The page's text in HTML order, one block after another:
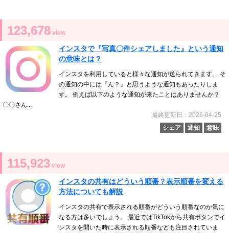
123,678 view
インスタで『写真〇件シェアしました』という通知
の意味とは？
インスタを利用していると様々な通知が送られてきます。 そ
の通知の中には『ん？』と思うような通知もあったりしま
す。 例えば以下のような通知が来たことはありませんか？
〇〇さん...
最終更新日：2026-04-25
シェア
通知 意味
115,923 view
インスタの共有はどういう順番？表示順番を変える
方法についても解説
インスタの共有で表示される順番がどういう順番なのか気に
なる方は多いでしょう。 最近ではTikTokから共有ボタンでイ
ンスタを開いた時に表示される順番なども注目されていま